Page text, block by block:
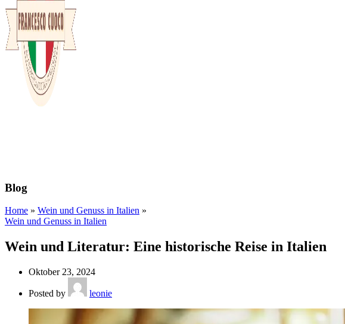
Blog
Home » Wein und Genuss in Italien »
Wein und Genuss in Italien
Wein und Literatur: Eine historische Reise in Italien
Oktober 23, 2024
Posted by leonie